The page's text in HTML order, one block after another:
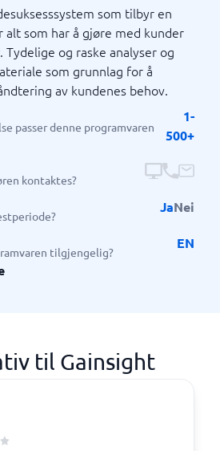
som tilbyr en
som har å gjøre med kunder
og raske analyser og
som grunnlag for å
av kundenes behov.
passer denne programvaren
1-
500+
kontaktes?
JaNei
tilgjengelig?
EN
til Gainsight